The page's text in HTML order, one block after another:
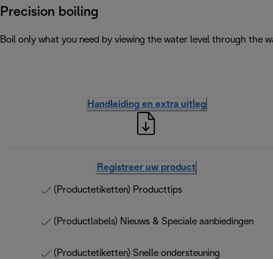
Precision boiling
Boil only what you need by viewing the water level through the
Handleiding en extra uitleg
Registreer uw product
(Productetiketten) Producttips
(Productlabels) Nieuws & Speciale aanbiedingen
(Productetiketten) Snelle ondersteuning